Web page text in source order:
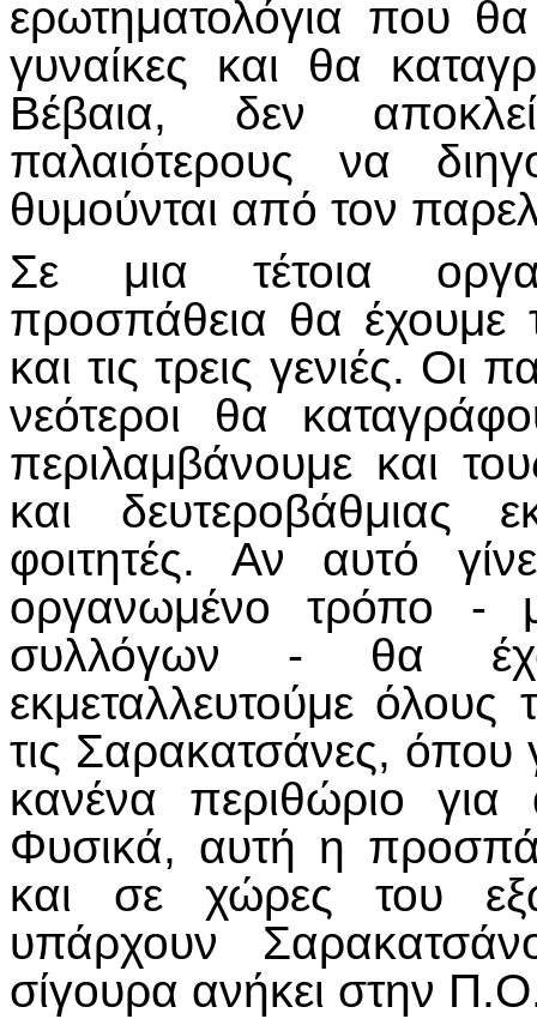
ερωτηματολόγια που
γυναίκες και θα
Βέβαια, δεν
παλαιότερους να
θυμούνται από τον
Σε μια τέτοια
προσπάθεια θα έχουμε
και τις τρεις γενιές. Οι
νεότεροι θα
περιλαμβάνουμε και
και δευτεροβάθμιας
φοιτητές. Αν αυτό
οργανωμένο τρόπο -
συλλόγων - θα
εκμεταλλευτούμε
τις Σαρακατσάνες, όπου
κανένα περιθώριο για
Φυσικά, αυτή η
και σε χώρες του
υπάρχουν
σίγουρα ανήκει στην